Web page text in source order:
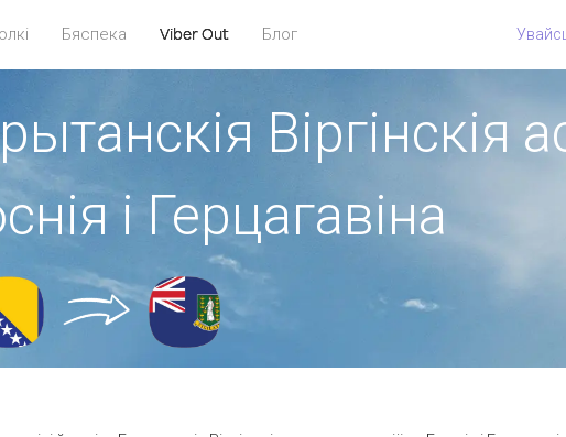
Бяспека Viber Out Блог
Віргінскія
і Герцагавіна